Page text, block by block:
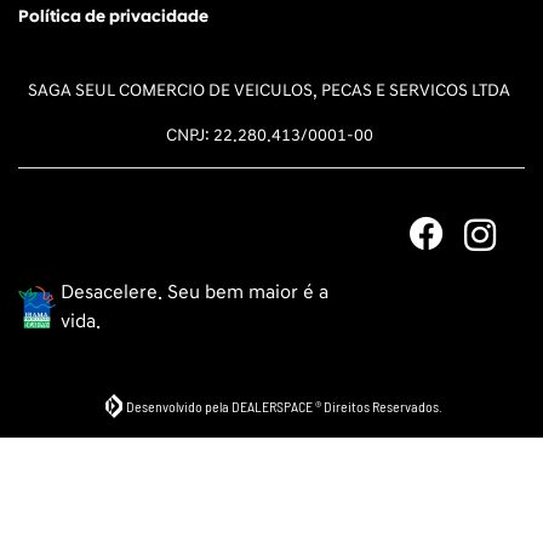
Política de privacidade
SAGA SEUL COMERCIO DE VEICULOS, PECAS E SERVICOS LTDA
CNPJ: 22.280.413/0001-00
Desacelere. Seu bem maior é a
vida.
Desenvolvido pela DEALERSPACE ® Direitos Reservados.